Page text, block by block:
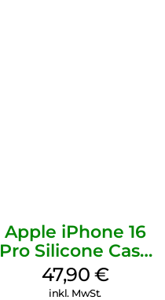
Apple iPhone 16
Pro Silicone Case
MagSafe Denim
47,90 €
inkl. MwSt.